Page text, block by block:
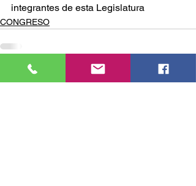
integrantes de esta Legislatura
CONGRESO